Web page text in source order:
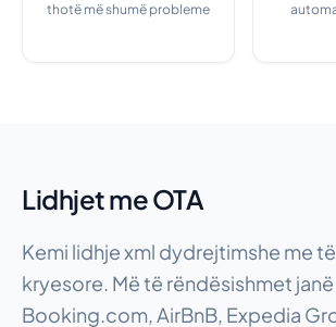
thotë më shumë probleme
Lidhjet me OTA
Kemi lidhje xml dydrejtimshe me
kryesore. Më të rëndësishmet janë
Booking.com, AirBnB, Expedia